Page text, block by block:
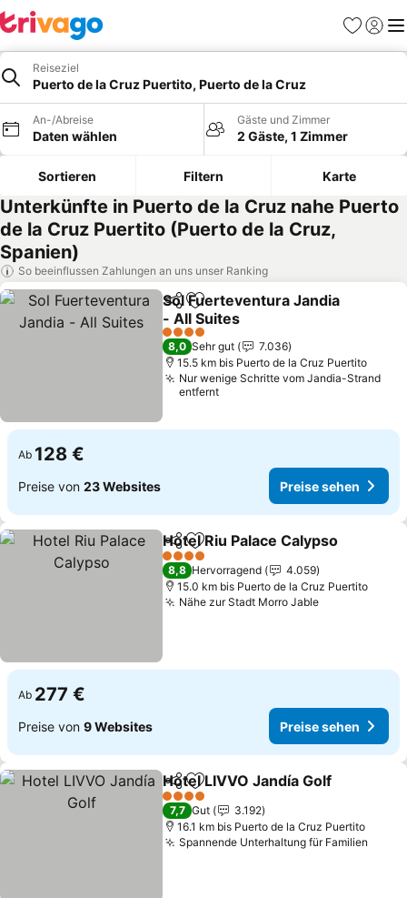
Favoriten
Reiseziel
Puerto de la Cruz Puertito, Puerto de la Cruz
An-/Abreise
Daten wählen
Gäste und Zimmer
2 Gäste, 1 Zimmer
Sortieren Filtern Karte
Unterkünfte in Puerto de la Cruz nahe Puerto
de la Cruz Puertito (Puerto de la Cruz,
Spanien)
So beeinflussen Zahlungen an uns unser Ranking
TeilenZu Favoriten hinzufügen
Sol Fuerteventura Jandia
- All Suites
Preise sehen
4 Sterne
8,0 Sehr gut
7.036
15.5 km bis Puerto de la Cruz Puertito
Nur wenige Schritte vom Jandia-Strand
entfernt
Ab 128 €
Preise von 23 Websites Preise sehen
TeilenZu Favoriten hinzufügen
Hotel Riu Palace Calypso
4 Sterne
8,8 Hervorragend
4.059
15.0 km bis Puerto de la Cruz Puertito
Nähe zur Stadt Morro JablePreise sehen
Ab 277 €
Preise von 9 Websites Preise sehen
TeilenZu Favoriten hinzufügen
Hotel LIVVO Jandía Golf
4 Sterne
7,7 Gut
3.192
16.1 km bis Puerto de la Cruz Puertito
Spannende Unterhaltung für Familien